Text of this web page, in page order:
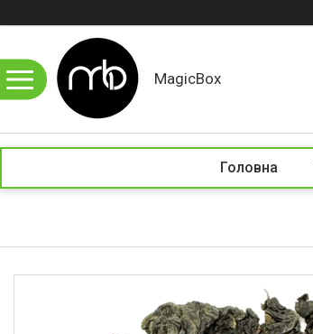
MagicBox
Головна